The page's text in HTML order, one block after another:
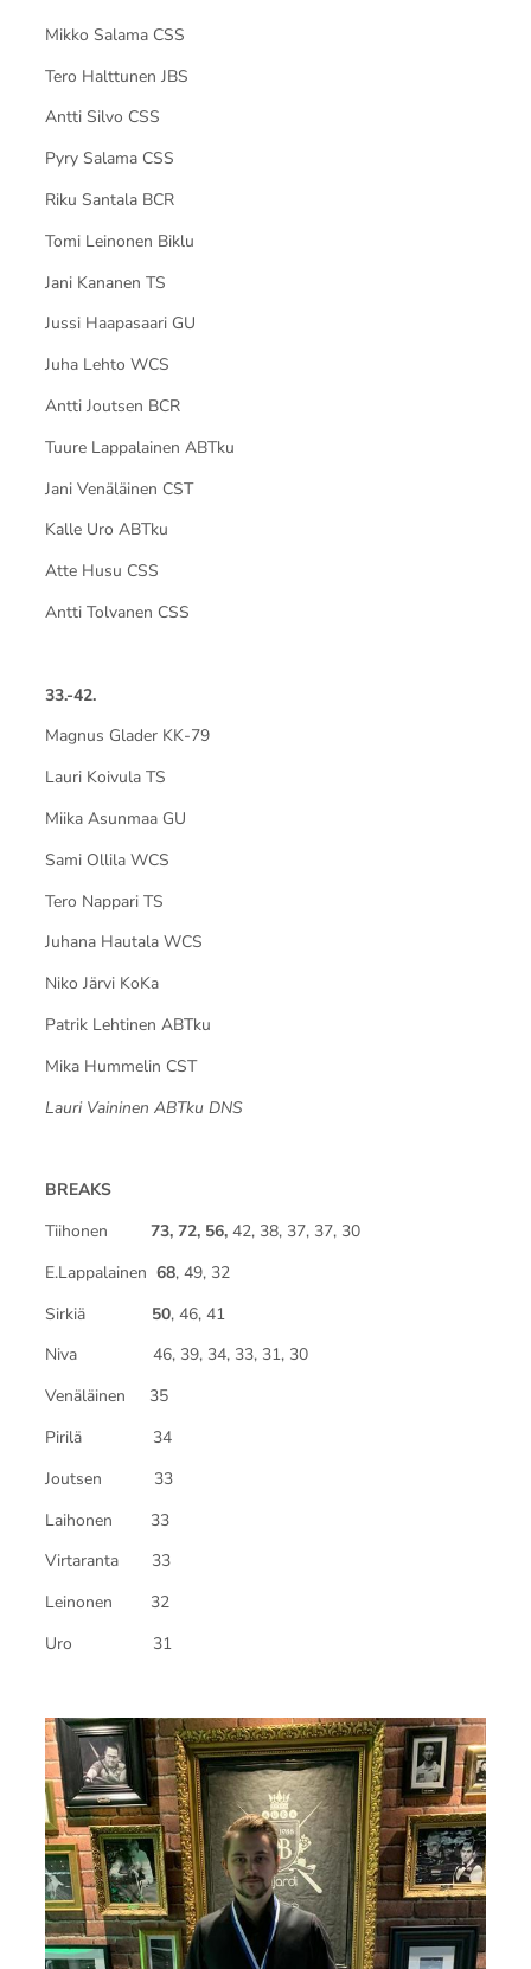
Mikko Salama CSS
Tero Halttunen JBS
Antti Silvo CSS
Pyry Salama CSS
Riku Santala BCR
Tomi Leinonen Biklu
Jani Kananen TS
Jussi Haapasaari GU
Juha Lehto WCS
Antti Joutsen BCR
Tuure Lappalainen ABTku
Jani Venäläinen CST
Kalle Uro ABTku
Atte Husu CSS
Antti Tolvanen CSS
33.-42.
Magnus Glader KK-79
Lauri Koivula TS
Miika Asunmaa GU
Sami Ollila WCS
Tero Nappari TS
Juhana Hautala WCS
Niko Järvi KoKa
Patrik Lehtinen ABTku
Mika Hummelin CST
Lauri Vaininen ABTku DNS
BREAKS
Tiihonen 73, 72, 56,42, 38, 37, 37, 30
E.Lappalainen 68, 49, 32
Sirkiä 50, 46, 41
Niva 46, 39, 34, 33, 31, 30
Venäläinen 35
Pirilä 34
Joutsen 33
Laihonen 33
Virtaranta 33
Leinonen 32
Uro 31